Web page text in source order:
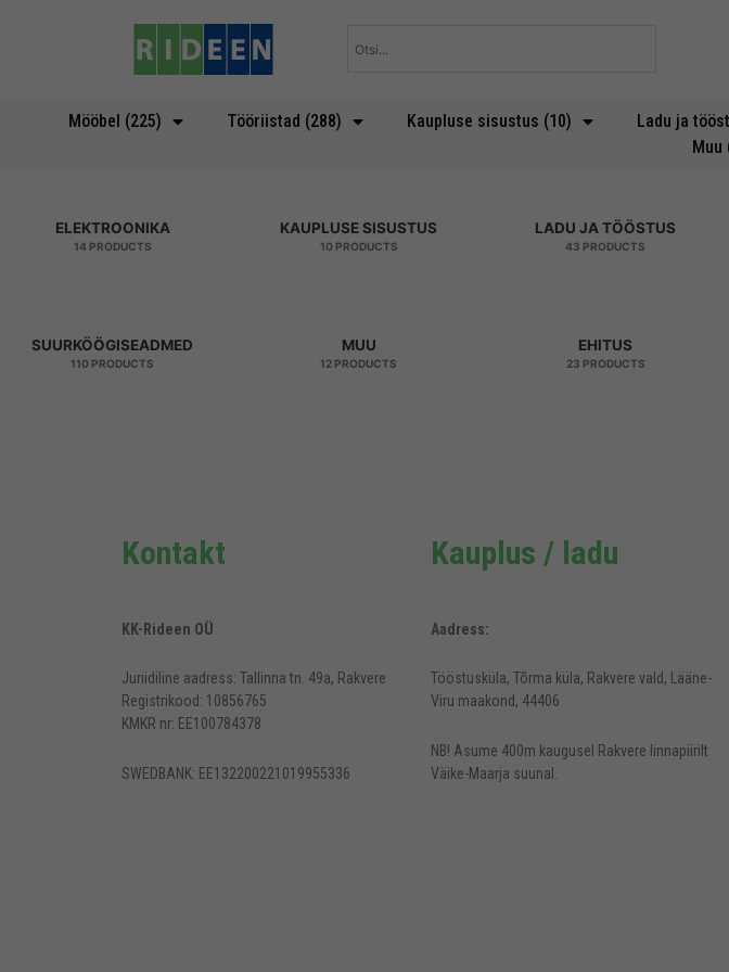
Mööbel (225) Tööriistad (288) Kaupluse sisustus (10) Ladu ja
Muu
ELEKTROONIKA
14 PRODUCTS
KAUPLUSE SISUSTUS
10 PRODUCTS
LADU JA TÖÖSTUS
43 PRODUCTS
SUURKÖÖGISEADMED
110 PRODUCTS
MUU
12 PRODUCTS
EHITUS
23 PRODUCTS
Kontakt
KK-Rideen OÜ
Juriidiline aadress: Tallinna tn. 49a, Rakvere
Registrikood: 10856765
KMKR nr: EE100784378
SWEDBANK: EE132200221019955336
Kauplus / ladu
Aadress:
Tööstusküla, Tõrma küla, Rakvere vald, Lääne-
Viru maakond, 44406
NB! Asume 400m kaugusel Rakvere linnapiirilt
Väike-Maarja suunal.